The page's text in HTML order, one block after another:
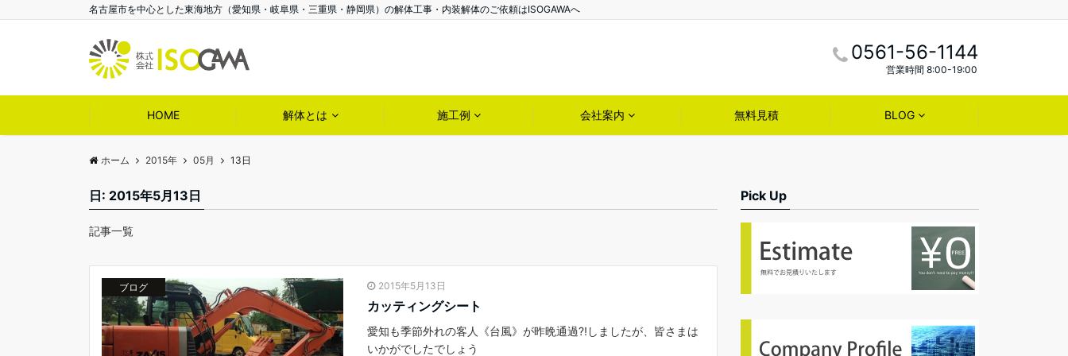
名古屋市を中心とした東海地方（愛知県・岐阜県・三重県・静岡県）の解体工事・内装解体のご依頼はISOGAWAへ
0561-56-1144
営業時間 8:00-19:00
HOME 解体とは 施工例 会社案内 無料見積 BLOG
ホーム 2015年 05月 13日
日: 2015年5月13日
記事一覧
ブログ 2015年5月13日
カッティングシート
愛知も季節外れの客人《台風》が昨晩通過⁈しましたが、皆さまは
いかがでしたでしょう
Pick Up